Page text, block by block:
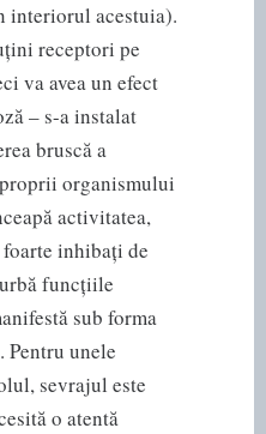
interiorul acestuia).
receptori pe
va avea un efect
– s-a instalat
bruscă a
organismului
activitatea,
inhibați de
funcțiile
sub forma
unele
sevrajul este
o atentă